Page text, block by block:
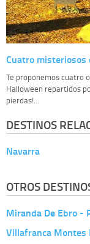
Cuatro misteriosos
Te proponemos cuatro
Halloween repartidos
pierdas!...
DESTINOS
Navarra
OTROS
Miranda De Ebro -
Villafranca Montes